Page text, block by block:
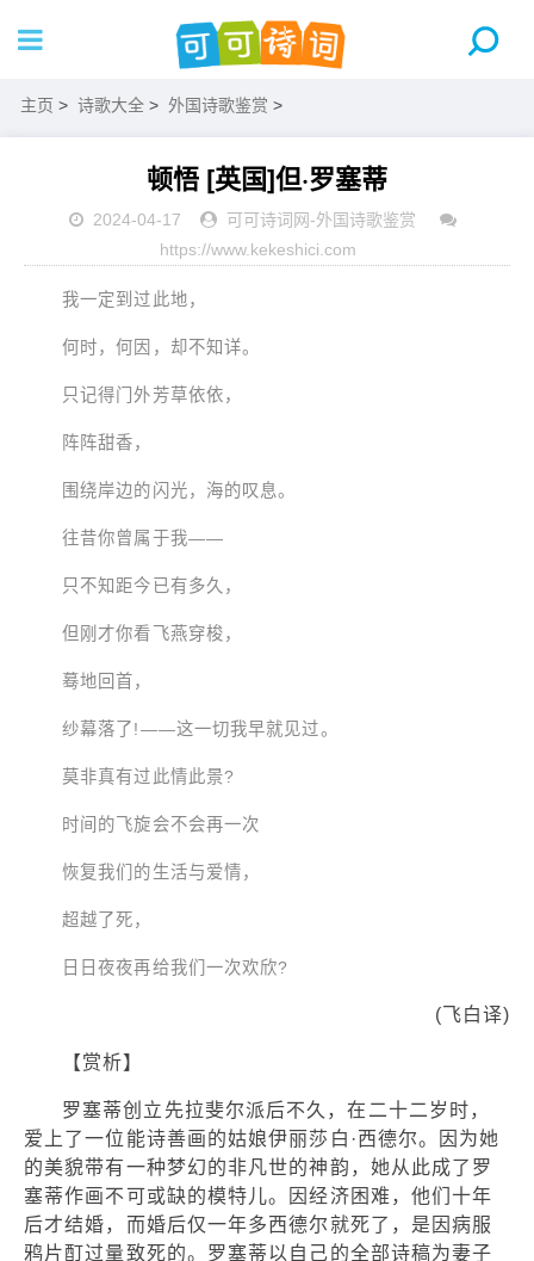
主页 > 诗歌大全 > 外国诗歌鉴赏 >
顿悟 [英国]但·罗塞蒂
2024-04-17 可可诗词网-外国诗歌鉴赏
https://www.kekeshici.com
我一定到过此地，
何时，何因，却不知详。
只记得门外芳草依依，
阵阵甜香，
围绕岸边的闪光，海的叹息。
往昔你曾属于我——
只不知距今已有多久，
但刚才你看飞燕穿梭，
蓦地回首，
纱幕落了!——这一切我早就见过。
莫非真有过此情此景?
时间的飞旋会不会再一次
恢复我们的生活与爱情，
超越了死，
日日夜夜再给我们一次欢欣?
(飞白译)
【赏析】
罗塞蒂创立先拉斐尔派后不久，在二十二岁时，
爱上了一位能诗善画的姑娘伊丽莎白·西德尔。因为她
的美貌带有一种梦幻的非凡世的神韵，她从此成了罗
塞蒂作画不可或缺的模特儿。因经济困难，他们十年
后才结婚，而婚后仅一年多西德尔就死了，是因病服
鸦片酊过量致死的。罗塞蒂以自己的全部诗稿为妻子